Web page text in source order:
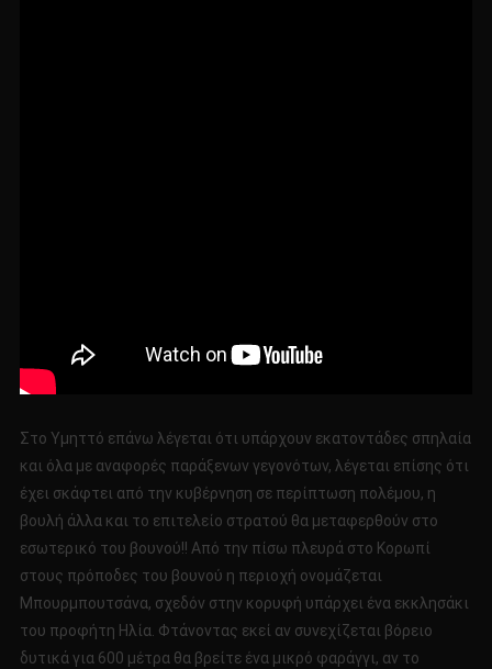
Στο Υμηττό επάνω λέγεται ότι υπάρχουν εκατοντάδες σπηλαία
και όλα με αναφορές παράξενων γεγονότων, λέγεται επίσης ότι
έχει σκάφτει από την κυβέρνηση σε περίπτωση πολέμου, η
βουλή άλλα και το επιτελείο στρατού θα μεταφερθούν στο
εσωτερικό του βουνού!! Από την πίσω πλευρά στο Κορωπί
στους πρόποδες του βουνού η περιοχή ονομάζεται
Μπουρμπουτσάνα, σχεδόν στην κορυφή υπάρχει ένα εκκλησάκι
του προφήτη Ηλία. Φτάνοντας εκεί αν συνεχίζεται βόρειο
δυτικά για 600 μέτρα θα βρείτε ένα μικρό φαράγγι, αν το